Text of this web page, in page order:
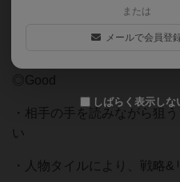
競いVP等を獲得していきま
作品で、面白くて何度もプ
◎Good
・相手の手を読みながら狙
い
・人物タイルにより、戦略&
または
メールで会員登
しばらく表示しな